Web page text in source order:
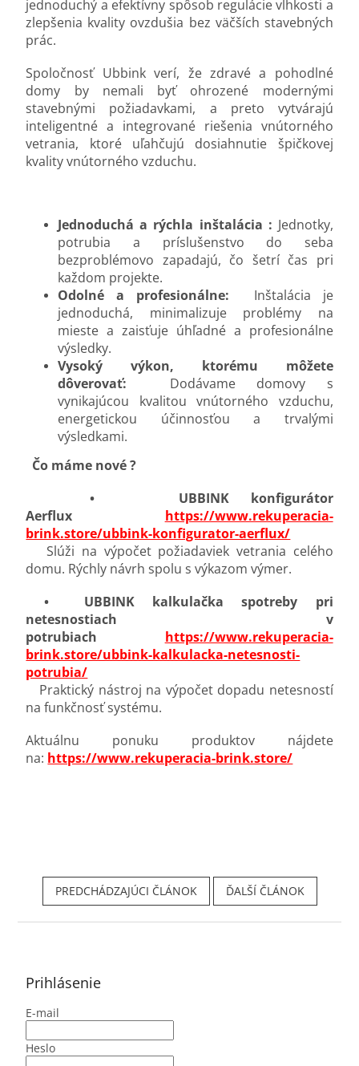
jednoduchý a efektívny spôsob regulácie vlhkosti a
zlepšenia kvality ovzdušia bez väčších stavebných
prác.
Spoločnosť Ubbink verí, že zdravé a pohodlné
domy by nemali byť ohrozené modernými
stavebnými požiadavkami, a preto vytvárajú
inteligentné a integrované riešenia vnútorného
vetrania, ktoré uľahčujú dosiahnutie špičkovej
kvality vnútorného vzduchu.
Jednoduchá a rýchla inštalácia : Jednotky,
potrubia a príslušenstvo do seba
bezproblémovo zapadajú, čo šetrí čas pri
každom projekte.
Odolné a profesionálne:
Inštalácia je
jednoduchá, minimalizuje problémy na
mieste a zaisťuje úhľadné a profesionálne
výsledky.
Vysoký výkon, ktorému môžete
dôverovať:
Dodávame domovy s
vynikajúcou kvalitou vnútorného vzduchu,
energetickou účinnosťou a trvalými
výsledkami.
Čo máme nové ?
• UBBINK konfigurátor
Aerflux https://www.rekuperacia-
brink.store/ubbink-konfigurator-aerflux/
Slúži na výpočet požiadaviek vetrania celého
domu. Rýchly návrh spolu s výkazom výmer.
• UBBINK kalkulačka spotreby pri
netesnostiach v
potrubiach https://www.rekuperacia-
brink.store/ubbink-kalkulacka-netesnosti-
potrubia/
Praktický nástroj na výpočet dopadu netesností
na funkčnosť systému.
Aktuálnu ponuku produktov nájdete
na: https://www.rekuperacia-brink.store/
PREDCHÁDZAJÚCI ČLÁNOK ĎALŠÍ ČLÁNOK
Prihlásenie
E-mail
Heslo